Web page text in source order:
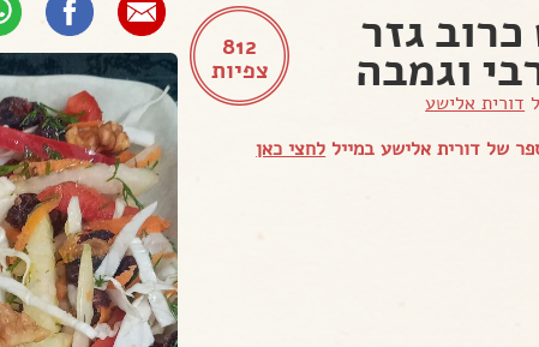
812
צפיות
גזר
וגמבה
דורית אלישע
של דורית אלישע במייל לחצי כאן